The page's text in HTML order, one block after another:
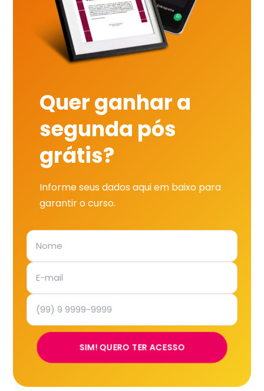
Quer ganhar a
segunda pós
grátis?
Informe seus dados aqui em baixo para
garantir o curso.
SIM! QUERO TER ACESSO